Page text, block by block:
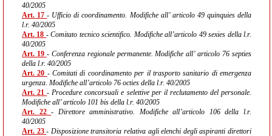
40/2005
Art. 17- Ufficio di coordinamento. Modifiche all’ articolo 49 quinquies della
l.r. 40/2005
Art. 18 - Comitato tecnico scientifico. Modifiche all’articolo 49 sexies della l.r.
40/2005
Art. 19 - Conferenza regionale permanente. Modifiche all’ articolo 76 septies
della l.r. 40/2005
Art. 20 - Comitati di coordinamento per il trasporto sanitario di emergenza
urgenza. Modifiche all’articolo 76 octies della l.r. 40/2005
Art. 21- Procedure concorsuali e selettive per il reclutamento del personale.
Modifiche all’ articolo 101 bis della l.r. 40/2005
Art. 22- Direttore amministrativo. Modifiche all’articolo 106 della l.r.
40/2005
Art. 23- Disposizione transitoria relativa agli elenchi degli aspiranti direttori